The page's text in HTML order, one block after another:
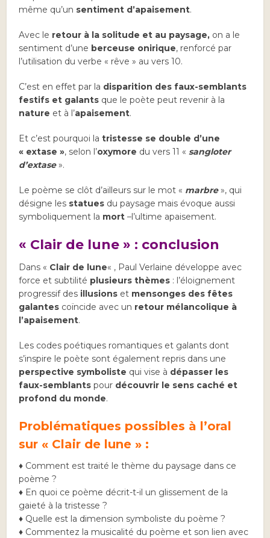
même qu’un sentiment d’apaisement.
Avec le retour à la solitude et au paysage, on a le
sentiment d’une berceuse onirique, renforcé par
l’utilisation du verbe « rêve » au vers 10.
C’est en effet par la disparition des faux-semblants
festifs et galants que le poète peut revenir à la
nature et à l’apaisement.
Et c’est pourquoi latristesse se double d’une
« extase », selon l’oxymore du vers 11 «sangloter
d’extase».
Le poème se clôt d’ailleurs sur le mot « marbre», qui
désigne les statues du paysage mais évoque aussi
symboliquement la mort –l’ultime apaisement.
« Clair de lune » : conclusion
Dans « Clair de lune« , Paul Verlaine développe avec
force et subtilité plusieurs thèmes : l’éloignement
progressif des illusions et mensonges des fêtes
galantes coïncide avec un retour mélancolique à
l’apaisement.
Les codes poétiques romantiques et galants dont
s’inspire le poète sont également repris dans une
perspective symboliste qui vise à dépasser les
faux-semblants pour découvrir le sens caché et
profond du monde.
Problématiques possibles à l’oral
sur « Clair de lune » :
♦ Comment est traité le thème du paysage dans ce
poème ?
♦ En quoi ce poème décrit-t-il un glissement de la
gaieté à la tristesse ?
♦ Quelle est la dimension symboliste du poème ?
♦ Commentez la musicalité du poème et son lien avec